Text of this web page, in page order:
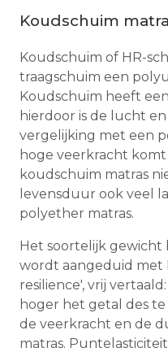
Koudschuim
Koudschuim of HR-
traagschuim een
Koudschuim heeft
hierdoor is de lucht
vergelijking met een
hoge veerkracht
koudschuim matras
levensduur ook veel
polyether matras.
Het soortelijk gewicht
wordt aangeduid met
resilience', vrij
hoger het getal des
de veerkracht en de
matras.